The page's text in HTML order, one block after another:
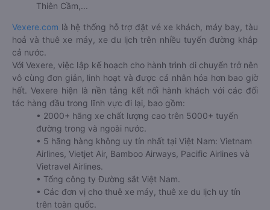
Thiên Cầm,...
Vexere.com là hệ thống hỗ trợ đặt vé xe khách, máy bay, tàu
hoả và thuê xe máy, xe du lịch trên nhiều tuyến đường khắp
cả nước.
Với Vexere, việc lập kế hoạch cho hành trình di chuyển trở nên
vô cùng đơn giản, linh hoạt và được cá nhân hóa hơn bao giờ
hết. Vexere hiện là nền tảng kết nối hành khách với các đối
tác hàng đầu trong lĩnh vực đi lại, bao gồm:
• 2000+ hãng xe chất lượng cao trên 5000+ tuyến
đường trong và ngoài nước.
• 5 hãng hàng không uy tín nhất tại Việt Nam: Vietnam
Airlines, Vietjet Air, Bamboo Airways, Pacific Airlines và
Vietravel Airlines.
• Tổng công ty Đường sắt Việt Nam.
• Các đơn vị cho thuê xe máy, thuê xe du lịch uy tín
trên toàn quốc.